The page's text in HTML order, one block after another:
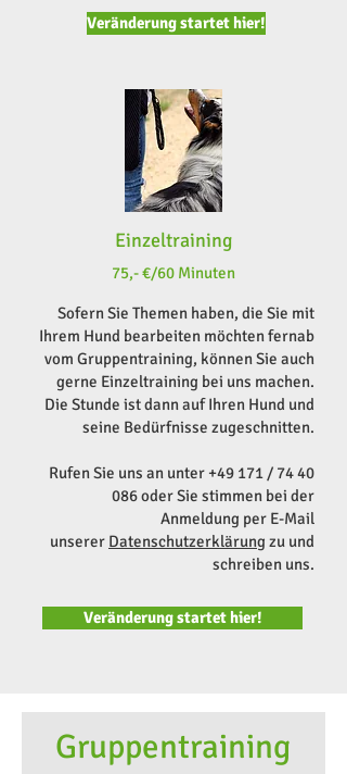
Veränderung startet hier!
Einzeltraining
75,- €/60 Minuten
Sofern Sie Themen haben, die Sie mit
Ihrem Hund bearbeiten möchten fernab
vom Gruppentraining, können Sie auch
gerne Einzeltraining bei uns machen.
Die Stunde ist dann auf Ihren Hund und
seine Bedürfnisse zugeschnitten.
Rufen Sie uns an unter +49 171 / 74 40
086oder Sie stimmen bei der
Anmeldung per E-Mail
unserer Datenschutzerklärung zu und
schreiben uns.
Veränderung startet hier!
Gruppentraining